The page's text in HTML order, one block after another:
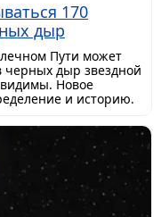
170
дыр
Пути может
черных дыр звездной
Новое
и историю.